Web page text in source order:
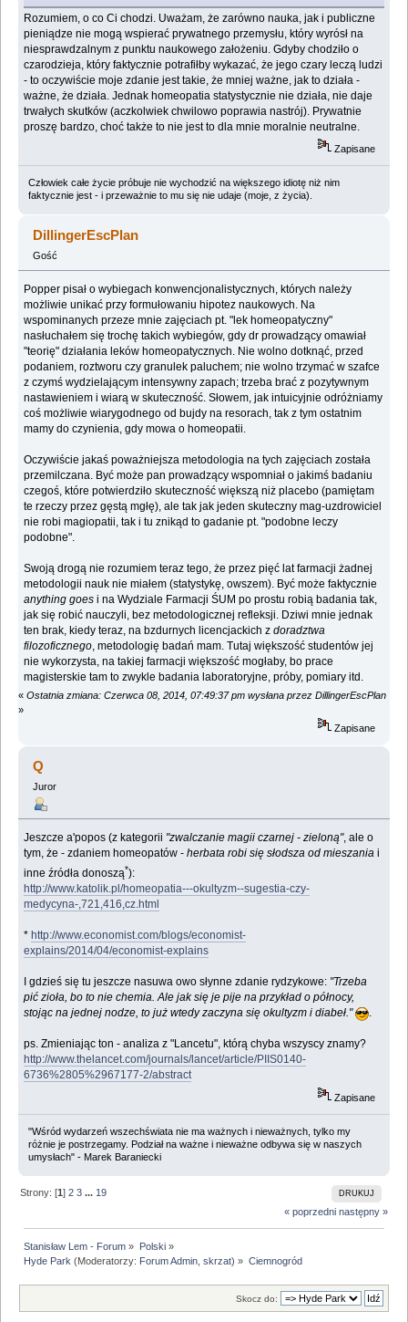
Rozumiem, o co Ci chodzi. Uważam, że zarówno nauka, jak i publiczne
pieniądze nie mogą wspierać prywatnego przemysłu, który wyrósł na
niesprawdzalnym z punktu naukowego założeniu. Gdyby chodziło o
czarodzieja, który faktycznie potrafiłby wykazać, że jego czary leczą ludzi
- to oczywiście moje zdanie jest takie, że mniej ważne, jak to działa -
ważne, że działa. Jednak homeopatia statystycznie nie działa, nie daje
trwałych skutków (aczkolwiek chwilowo poprawia nastrój). Prywatnie
proszę bardzo, choć także to nie jest to dla mnie moralnie neutralne.
Zapisane
Człowiek całe życie próbuje nie wychodzić na większego idiotę niż nim
faktycznie jest - i przeważnie to mu się nie udaje (moje, z życia).
DillingerEscPlan
Gość
Popper pisał o wybiegach konwencjonalistycznych, których należy
możliwie unikać przy formułowaniu hipotez naukowych. Na
wspominanych przeze mnie zajęciach pt. "lek homeopatyczny"
nasłuchałem się trochę takich wybiegów, gdy dr prowadzący omawiał
"teorię" działania leków homeopatycznych. Nie wolno dotknąć, przed
podaniem, roztworu czy granulek paluchem; nie wolno trzymać w szafce
z czymś wydzielającym intensywny zapach; trzeba brać z pozytywnym
nastawieniem i wiarą w skuteczność. Słowem, jak intuicyjnie odróżniamy
coś możliwie wiarygodnego od bujdy na resorach, tak z tym ostatnim
mamy do czynienia, gdy mowa o homeopatii.
Oczywiście jakaś poważniejsza metodologia na tych zajęciach została
przemilczana. Być może pan prowadzący wspomniał o jakimś badaniu
czegoś, które potwierdziło skuteczność większą niż placebo (pamiętam
te rzeczy przez gęstą mgłę), ale tak jak jeden skuteczny mag-uzdrowiciel
nie robi magiopatii, tak i tu znikąd to gadanie pt. "podobne leczy
podobne".
Swoją drogą nie rozumiem teraz tego, że przez pięć lat farmacji żadnej
metodologii nauk nie miałem (statystykę, owszem). Być może faktycznie
anything goes i na Wydziale Farmacji ŚUM po prostu robią badania tak,
jak się robić nauczyli, bez metodologicznej refleksji. Dziwi mnie jednak
ten brak, kiedy teraz, na bzdurnych licencjackich zdoradztwa
filozoficznego, metodologię badań mam. Tutaj większość studentów jej
nie wykorzysta, na takiej farmacji większość mogłaby, bo prace
magisterskie tam to zwykle badania laboratoryjne, próby, pomiary itd.
« Ostatnia zmiana: Czerwca 08, 2014, 07:49:37 pm wysłana przez DillingerEscPlan
»
Zapisane
Q
Juror
Jeszcze a'popos (z kategorii "zwalczanie magii czarnej - zieloną", ale o
tym, że - zdaniem homeopatów -herbata robi się słodsza od mieszania i
inne źródła donoszą*):
http://www.katolik.pl/homeopatia---okultyzm--sugestia-czy-
medycyna-,721,416,cz.html
* http://www.economist.com/blogs/economist-
explains/2014/04/economist-explains
I gdzieś się tu jeszcze nasuwa owo słynne zdanie rydzykowe: "Trzeba
pić zioła, bo to nie chemia. Ale jak się je pije na przykład o północy,
stojąc na jednej nodze, to już wtedy zaczyna się okultyzm i diabeł."
.
ps. Zmieniając ton - analiza z "Lancetu", którą chyba wszyscy znamy?
http://www.thelancet.com/journals/lancet/article/PIIS0140-
6736%2805%2967177-2/abstract
Zapisane
"Wśród wydarzeń wszechświata nie ma ważnych i nieważnych, tylko my
różnie je postrzegamy. Podział na ważne i nieważne odbywa się w naszych
umysłach" - Marek Baraniecki
DRUKUJ
Strony: [1]2 3 ... 19
« poprzedni następny »
Stanisław Lem - Forum » Polski»
Hyde Park (Moderatorzy: Forum Admin ,skrzat) » Ciemnogród
Skocz do: